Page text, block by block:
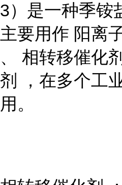
3）是一种季铵
主要用作 阳离
、 相转移催化
剂 ，在多个工
用。